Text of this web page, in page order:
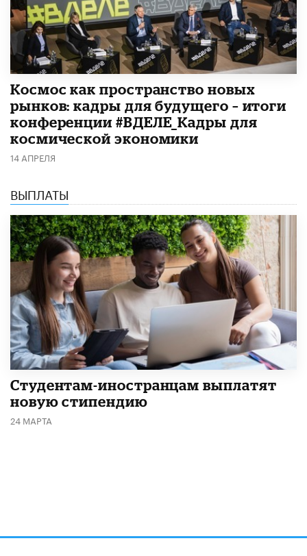
Космос как пространство новых
рынков: кадры для будущего – итоги
конференции #ВДЕЛЕ_Кадры для
космической экономики
14 АПРЕЛЯ
ВЫПЛАТЫ
Студентам-иностранцам выплатят
новую стипендию
24 МАРТА